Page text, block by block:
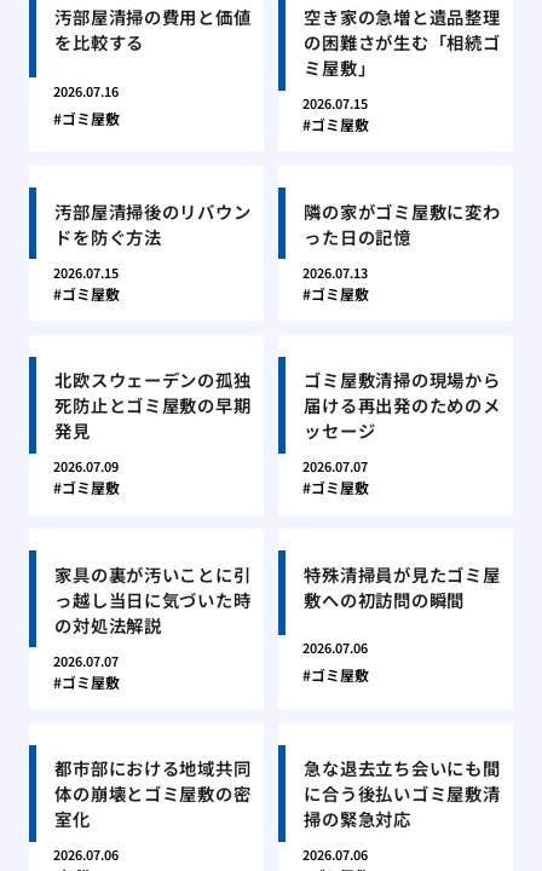
汚部屋清掃の費用と価値
を比較する
2026.07.16
ゴミ屋敷
空き家の急増と遺品整理
の困難さが生む「相続ゴ
ミ屋敷」
2026.07.15
ゴミ屋敷
汚部屋清掃後のリバウン
ドを防ぐ方法
2026.07.15
ゴミ屋敷
隣の家がゴミ屋敷に変わ
った日の記憶
2026.07.13
ゴミ屋敷
北欧スウェーデンの孤独
死防止とゴミ屋敷の早期
発見
2026.07.09
ゴミ屋敷
ゴミ屋敷清掃の現場から
届ける再出発のためのメ
ッセージ
2026.07.07
ゴミ屋敷
家具の裏が汚いことに引
っ越し当日に気づいた時
の対処法解説
2026.07.07
ゴミ屋敷
特殊清掃員が見たゴミ屋
敷への初訪問の瞬間
2026.07.06
ゴミ屋敷
都市部における地域共同
体の崩壊とゴミ屋敷の密
室化
2026.07.06
急な退去立ち会いにも間
に合う後払いゴミ屋敷清
掃の緊急対応
2026.07.06